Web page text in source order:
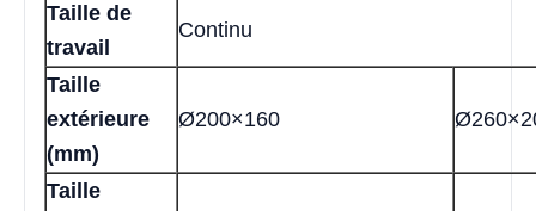
Taille de
travail
Continu
Taille
extérieure
(mm)
Ø200×160
Taille